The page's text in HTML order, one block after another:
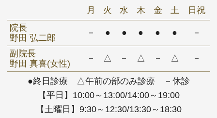
●終日診療 △午前の部のみ診療 －休診
【平日】10:00～13:00/14:00～19:00
【土曜日】9:30～12:30/13:30～18:30
月 火 水 木 金 土
日祝
院長
野田 弘二郎
－ ● ● ● ● ● －
副院長
野田 真喜(女性)
－ △ － △ － △ －